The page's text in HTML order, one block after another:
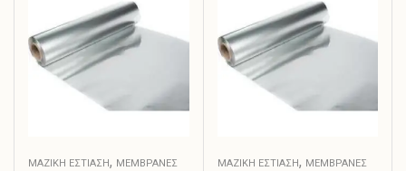
ΜΑΖΙΚΗ ΕΣΤΙΑΣΗ, ΜΕΜΒΡΆΝΕΣ
ΜΑΖΙΚΗ ΕΣΤΙΑΣΗ, ΜΕΜΒΡΆΝΕΣ